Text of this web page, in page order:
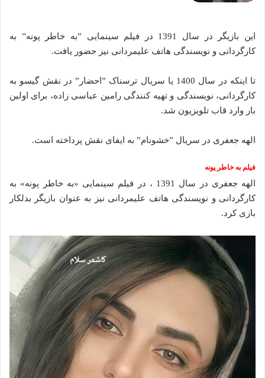
این بازیگر در سال 1391 در فیلم سینمایی ”به خاطر پونه” به
کارگردانی و نویسندگی هاتف علیمردانی نیز حضور یافت.
تا اینکه در سال 1400 یا سریال ترسناک ”احضار” در نقش گیسو به
کارگردانی، نویسندگی و تهیه کنندگی رامین عباسی‌ زاده، برای اولین
بار وارد قاب تلویزیون شد.
الهه جعفری در سریال ”خشونام” به ایفای نقش پرداخته است.
فیلم به خاطر پونه
الهه جعفری در سال 1391 ، در فیلم سینمایی «به خاطر پونه» به
کارگردانی و نویسندگی هاتف علیمردانی نیز به عنوان بازیگر بدلکار
بازی کرد.